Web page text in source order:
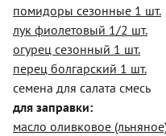
помидоры сезонные 1 шт.
лук фиолетовый 1/2 шт.
огурец сезонный 1 шт.
перец болгарский 1 шт.
семена для салата смесь
для заправки:
масло оливковое